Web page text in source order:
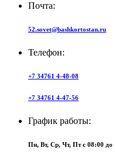
Почта:
52.sovet@bashkortostan.ru
Телефон:
+7 34761 4-48-08
+7 34761 4-47-56
График работы:
Пн, Вт, Ср, Чт, Пт c 08:00 до